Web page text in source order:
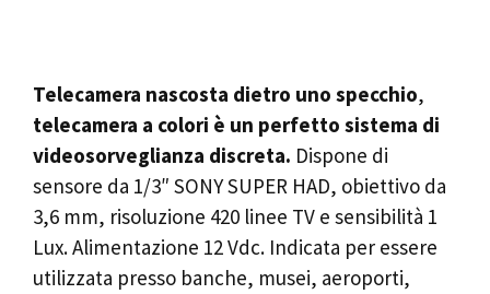
Telecamera nascosta dietro uno specchio,
telecamera a colori è un perfetto sistema di
videosorveglianza discreta. Dispone di
sensore da 1/3″ SONY SUPER HAD, obiettivo da
3,6 mm, risoluzione 420 linee TV e sensibilità 1
Lux. Alimentazione 12 Vdc. Indicata per essere
utilizzata presso banche, musei, aeroporti,